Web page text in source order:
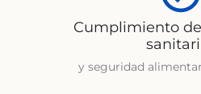
Cumplimiento
y seguridad